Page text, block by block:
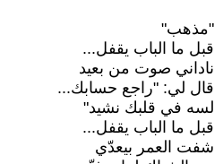
"مذهب"
قبل ما الباب يقفل...
ناداني صوت من بعيد
قال لي: "راجع حسابك...
لسه في قلبك نشيد"
قبل ما الباب يقفل...
شفت العمر بيعدّي